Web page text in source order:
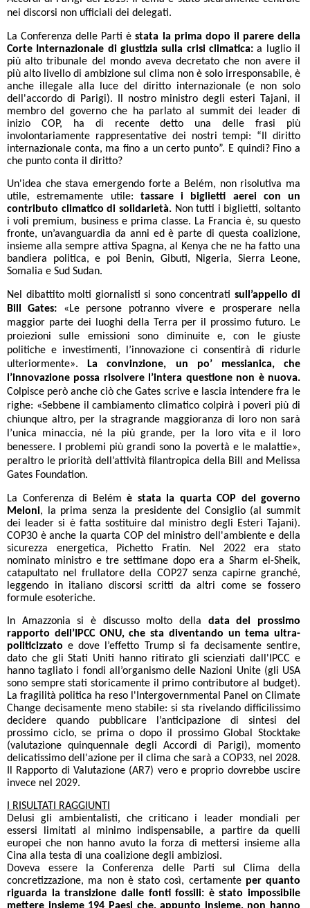
nei discorsi non ufficiali dei delegati.
La Conferenza delle Parti èstata la prima dopo il parere della
Corte Internazionale di giustizia sulla crisi climatica: a luglio il
più alto tribunale del mondo aveva decretato che non avere il
più alto livello di ambizione sul clima non è solo irresponsabile, è
anche illegale alla luce del diritto internazionale (e non solo
dell'accordo di Parigi). Il nostro ministro degli esteri Tajani, il
membro del governo che ha parlato al summit dei leader di
inizio COP, ha di recente detto una delle frasi più
involontariamente rappresentative dei nostri tempi: “Il diritto
internazionale conta, ma fino a un certo punto”. E quindi? Fino a
che punto conta il diritto?
Un'idea che stava emergendo forte a Belém, non risolutiva ma
utile, estremamente utile: tassare i biglietti aerei con un
contributo climatico di solidarietà.Non tutti i biglietti, soltanto
i voli premium, business e prima classe. La Francia è, su questo
fronte, un’avanguardia da anni ed è parte di questa coalizione,
insieme alla sempre attiva Spagna, al Kenya che ne ha fatto una
bandiera politica, e poi Benin, Gibuti, Nigeria, Sierra Leone,
Somalia e Sud Sudan.
Nel dibattito molti giornalisti si sono concentrati sull’appello di
Bill Gates: «Le persone potranno vivere e prosperare nella
maggior parte dei luoghi della Terra per il prossimo futuro. Le
proiezioni sulle emissioni sono diminuite e, con le giuste
politiche e investimenti, l’innovazione ci consentirà di ridurle
ulteriormente».
La convinzione, un po’ messianica, che
l’innovazione possa risolvere l’intera questione non è nuova.
Colpisce però anche ciò che Gates scrive e lascia intendere fra le
righe: «Sebbene il cambiamento climatico colpirà i poveri più di
chiunque altro, per la stragrande maggioranza di loro non sarà
l’unica minaccia, né la più grande, per la loro vita e il loro
benessere. I problemi più grandi sono la povertà e le malattie»,
peraltro le priorità dell’attività filantropica della Bill and Melissa
Gates Foundation.
La Conferenza di Belém è stata
la quarta COP del governo
Meloni, la prima senza la presidente del Consiglio (al summit
dei leader si è fatta sostituire dal ministro degli Esteri Tajani).
COP30 è anche la quarta COP del ministro dell'ambiente e della
sicurezza energetica, Pichetto Fratin. Nel 2022 era stato
nominato ministro e tre settimane dopo era a Sharm el-Sheik,
catapultato nel frullatore della COP27 senza capirne granché,
leggendo in italiano discorsi scritti da altri come se fossero
formule esoteriche.
In Amazzonia si è discusso molto della data del prossimo
rapporto dell’IPCC ONU, che sta diventando un tema ultra-
politicizzato e dove l’effetto Trump si fa decisamente sentire,
dato che gli Stati Uniti hanno ritirato gli scienziati dall'IPCC e
hanno tagliato i fondi all’organismo delle Nazioni Unite (gli USA
sono sempre stati storicamente il primo contributore al budget).
La fragilità politica ha reso l'Intergovernmental Panel on Climate
Change decisamente meno stabile: si sta rivelando difficilissimo
decidere quando pubblicare l’anticipazione di sintesi del
prossimo ciclo, se prima o dopo il prossimo Global Stocktake
(valutazione quinquennale degli Accordi di Parigi), momento
delicatissimo dell'azione per il clima che sarà a COP33, nel 2028.
Il Rapporto di Valutazione (AR7) vero e proprio dovrebbe uscire
invece nel 2029.
I RISULTATI RAGGIUNTI
Delusi gli ambientalisti, che criticano i leader mondiali per
essersi limitati al minimo indispensabile, a partire da quelli
europei che non hanno avuto la forza di mettersi insieme alla
Cina alla testa di una coalizione degli ambiziosi.
Doveva essere la Conferenza delle Parti sul Clima della
concretizzazione, ma non è stato così, certamente per quanto
riguarda la transizione dalle fonti fossili: è stato impossibile